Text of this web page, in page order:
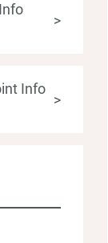
>
Info
>